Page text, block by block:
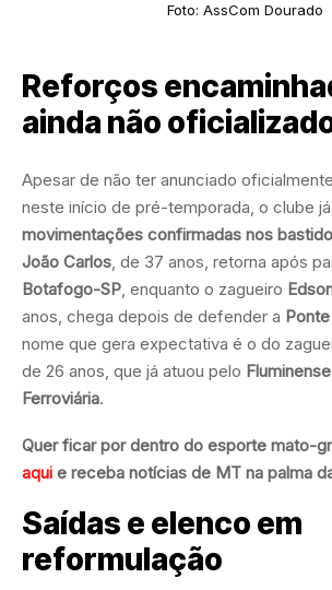
Foto: AssCom Dourado
Reforços
ainda não
Apesar de não ter anunciado
neste início de pré-temporada, o clube
movimentações confirmadas nos
João Carlos, de 37 anos, retorna após
Botafogo-SP, enquanto o zagueiro
anos, chega depois de defender a
nome que gera expectativa é o do
de 26 anos, que já atuou pelo Fluminense
Ferroviária.
Quer ficar por dentro do esporte mato-
aqui e receba notícias de MT na palma
Saídas e elenco em
reformulação